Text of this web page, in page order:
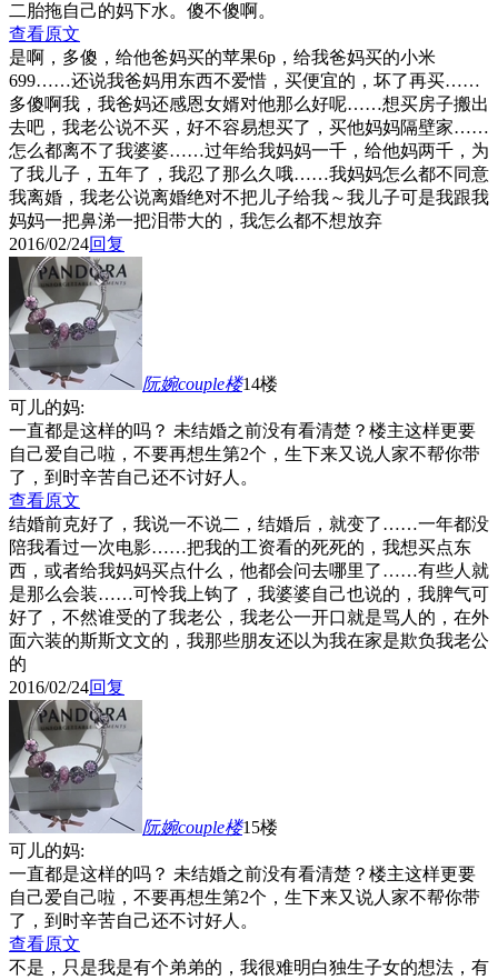
二胎拖自己的妈下水。傻不傻啊。
查看原文
是啊，多傻，给他爸妈买的苹果6p，给我爸妈买的小米
699……还说我爸妈用东西不爱惜，买便宜的，坏了再买……
多傻啊我，我爸妈还感恩女婿对他那么好呢……想买房子搬出
去吧，我老公说不买，好不容易想买了，买他妈妈隔壁家……
怎么都离不了我婆婆……过年给我妈妈一千，给他妈两千，为
了我儿子，五年了，我忍了那么久哦……我妈妈怎么都不同意
我离婚，我老公说离婚绝对不把儿子给我～我儿子可是我跟我
妈妈一把鼻涕一把泪带大的，我怎么都不想放弃
2016/02/24回复
阮婉couple楼14楼
可儿的妈:
一直都是这样的吗？ 未结婚之前没有看清楚？楼主这样更要
自己爱自己啦，不要再想生第2个，生下来又说人家不帮你带
了，到时辛苦自己还不讨好人。
查看原文
结婚前克好了，我说一不说二，结婚后，就变了……一年都没
陪我看过一次电影……把我的工资看的死死的，我想买点东
西，或者给我妈妈买点什么，他都会问去哪里了……有些人就
是那么会装……可怜我上钩了，我婆婆自己也说的，我脾气可
好了，不然谁受的了我老公，我老公一开口就是骂人的，在外
面六装的斯斯文文的，我那些朋友还以为我在家是欺负我老公
的
2016/02/24回复
阮婉couple楼15楼
可儿的妈:
一直都是这样的吗？ 未结婚之前没有看清楚？楼主这样更要
自己爱自己啦，不要再想生第2个，生下来又说人家不帮你带
了，到时辛苦自己还不讨好人。
查看原文
不是，只是我是有个弟弟的，我很难明白独生子女的想法，有